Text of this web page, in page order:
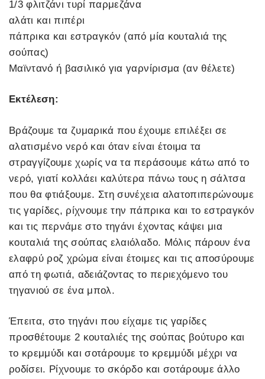
1/3 φλιτζάνι τυρί παρμεζάνα
αλάτι και πιπέρι
πάπρικα και εστραγκόν (από μία κουταλιά της
σούπας)
Μαϊντανό ή βασιλικό για γαρνίρισμα (αν θέλετε)
Εκτέλεση:
Βράζουμε τα ζυμαρικά που έχουμε επιλέξει σε
αλατισμένο νερό και όταν είναι έτοιμα τα
στραγγίζουμε χωρίς να τα περάσουμε κάτω από το
νερό, γιατί κολλάει καλύτερα πάνω τους η σάλτσα
που θα φτιάξουμε. Στη συνέχεια αλατοπιπερώνουμε
τις γαρίδες, ρίχνουμε την πάπρικα και το εστραγκόν
και τις περνάμε στο τηγάνι έχοντας κάψει μια
κουταλιά της σούπας ελαιόλαδο. Μόλις πάρουν ένα
ελαφρύ ροζ χρώμα είναι έτοιμες και τις αποσύρουμε
από τη φωτιά, αδειάζοντας το περιεχόμενο του
τηγανιού σε ένα μπολ.
Έπειτα, στο τηγάνι που είχαμε τις γαρίδες
προσθέτουμε 2 κουταλιές της σούπας βούτυρο και
το κρεμμύδι και σοτάρουμε το κρεμμύδι μέχρι να
ροδίσει. Ρίχνουμε το σκόρδο και σοτάρουμε άλλο